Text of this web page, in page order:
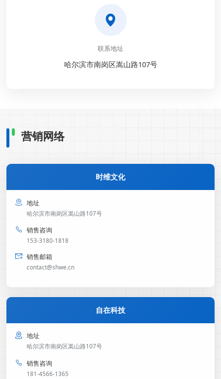
联系地址
哈尔滨市南岗区嵩山路107号
营销网络
时维文化
地址
哈尔滨市南岗区嵩山路107号
销售咨询
153-3180-1818
销售邮箱
contact@shwe.cn
自在科技
地址
哈尔滨市南岗区嵩山路107号
销售咨询
181-4566-1365
*